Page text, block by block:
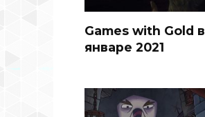
Games with Gold в
январе 2021